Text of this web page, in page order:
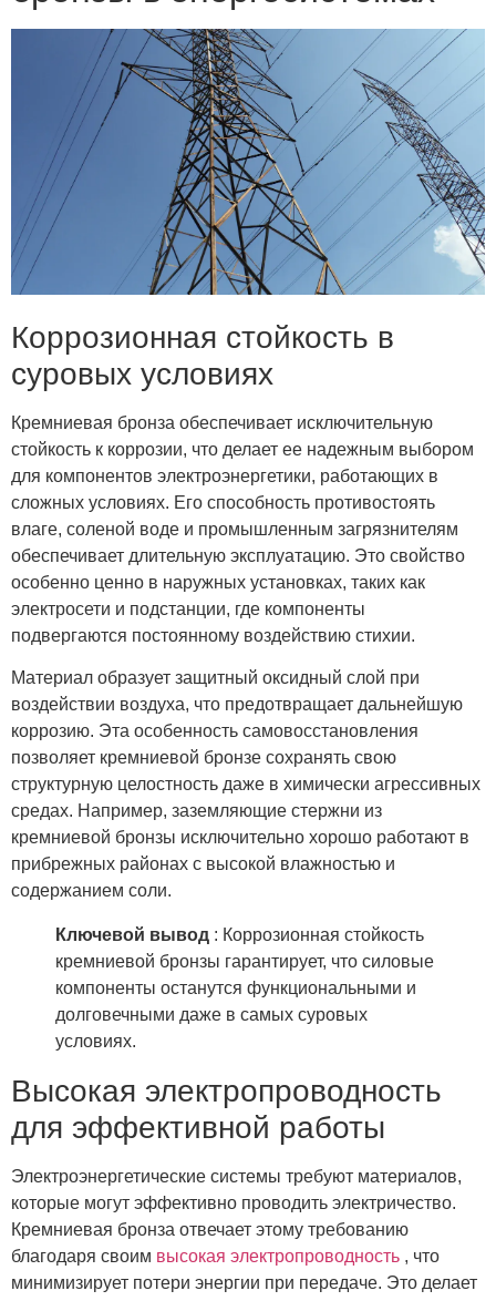
Коррозионная стойкость в
суровых условиях
Кремниевая бронза обеспечивает исключительную
стойкость к коррозии, что делает ее надежным выбором
для компонентов электроэнергетики, работающих в
сложных условиях. Его способность противостоять
влаге, соленой воде и промышленным загрязнителям
обеспечивает длительную эксплуатацию. Это свойство
особенно ценно в наружных установках, таких как
электросети и подстанции, где компоненты
подвергаются постоянному воздействию стихии.
Материал образует защитный оксидный слой при
воздействии воздуха, что предотвращает дальнейшую
коррозию. Эта особенность самовосстановления
позволяет кремниевой бронзе сохранять свою
структурную целостность даже в химически агрессивных
средах. Например, заземляющие стержни из
кремниевой бронзы исключительно хорошо работают в
прибрежных районах с высокой влажностью и
содержанием соли.
Ключевой вывод : Коррозионная стойкость
кремниевой бронзы гарантирует, что силовые
компоненты останутся функциональными и
долговечными даже в самых суровых
условиях.
Высокая электропроводность
для эффективной работы
Электроэнергетические системы требуют материалов,
которые могут эффективно проводить электричество.
Кремниевая бронза отвечает этому требованию
благодаря своим высокая электропроводность , что
минимизирует потери энергии при передаче. Это делает